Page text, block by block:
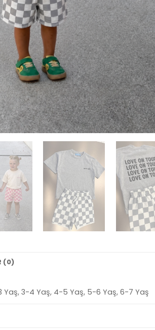
(0)
Yaş, 3-4 Yaş, 4-5 Yaş, 5-6 Yaş, 6-7 Yaş